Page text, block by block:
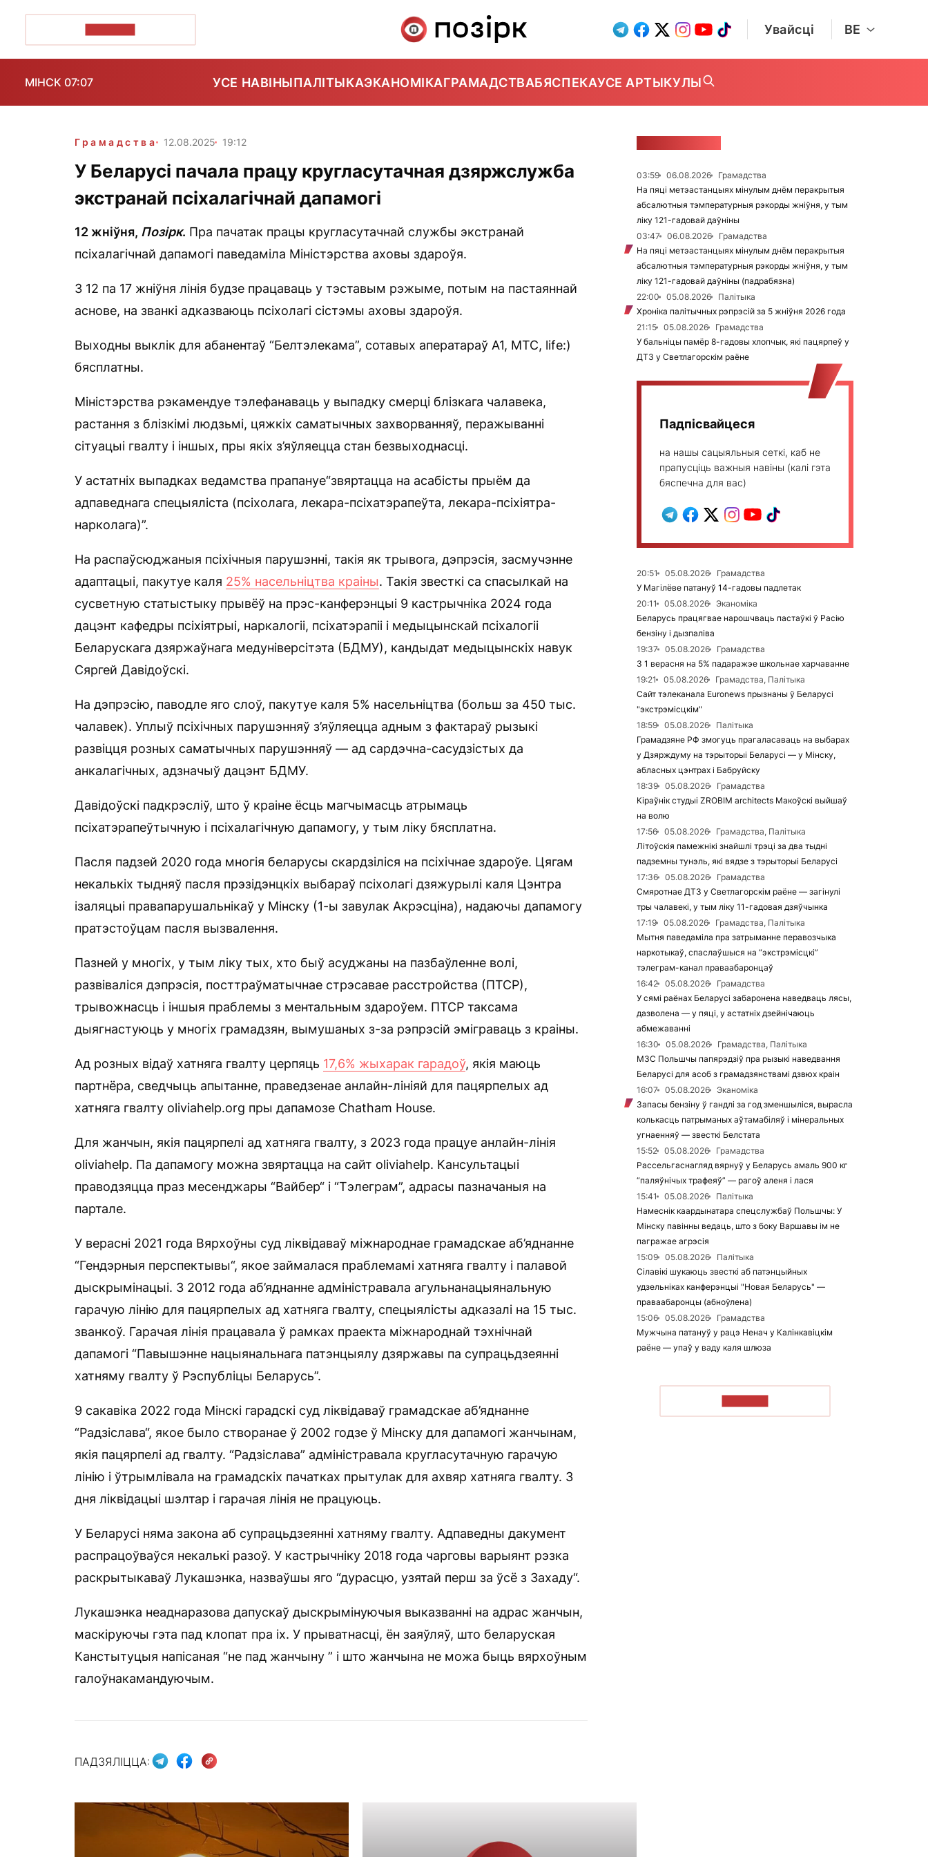
Увайсці BE
МІНСК 07:07 УСЕ НАВІНЫПАЛІТЫКАЭКАНОМІКАГРАМАДСТВАБЯСПЕКАУСЕ АРТЫКУЛЫ
Грамадства 12.08.2025 19:12
У Беларусі пачала працу кругласутачная дзяржслужба
экстранай псіхалагічнай дапамогі
12 жніўня, Позірк. Пра пачатак працы кругласутачнай службы экстранай
псіхалагічнай дапамогі паведаміла Міністэрства аховы здароўя.
З 12 па 17 жніўня лінія будзе працаваць у тэставым рэжыме, потым на пастаяннай
аснове, на званкі адказваюць псіхолагі сістэмы аховы здароўя.
Выходны выклік для абанентаў “Белтэлекама”, сотавых аператараў А1, МТС, life:)
бясплатны.
Міністэрства рэкамендуе тэлефанаваць у выпадку смерці блізкага чалавека,
растання з блізкімі людзьмі, цяжкіх саматычных захворванняў, перажыванні
сітуацыі гвалту і іншых, пры якіх з’яўляецца стан безвыходнасці.
У астатніх выпадках ведамства прапануе“звяртацца на асабісты прыём да
адпаведнага спецыяліста (псіхолага, лекара-псіхатэрапеўта, лекара-псіхіятра-
нарколага)”.
На распаўсюджаныя псіхічныя парушэнні, такія як трывога, дэпрэсія, засмучэнне
адаптацыі, пакутуе каля 25% насельніцтва краіны. Такія звесткі са спасылкай на
сусветную статыстыку прывёў на прэс-канферэнцыі 9 кастрычніка 2024 года
дацэнт кафедры псіхіятрыі, наркалогіі, псіхатэрапіі і медыцынскай псіхалогіі
Беларускага дзяржаўнага медуніверсітэта (БДМУ), кандыдат медыцынскіх навук
Сяргей Давідоўскі.
На дэпрэсію, паводле яго слоў, пакутуе каля 5% насельніцтва (больш за 450 тыс.
чалавек). Уплыў псіхічных парушэнняў з’яўляецца адным з фактараў рызыкі
развіцця розных саматычных парушэнняў — ад сардэчна-сасудзістых да
анкалагічных, адзначыў дацэнт БДМУ.
Давідоўскі падкрэсліў, што ў краіне ёсць магчымасць атрымаць
псіхатэрапеўтычную і псіхалагічную дапамогу, у тым ліку бясплатна.
Пасля падзей 2020 года многія беларусы скардзіліся на псіхічнае здароўе. Цягам
некалькіх тыдняў пасля прэзідэнцкіх выбараў псіхолагі дзяжурылі каля Цэнтра
ізаляцыі правапарушальнікаў у Мінску (1-ы завулак Акрэсціна), надаючы дапамогу
пратэстоўцам пасля вызвалення.
Пазней у многіх, у тым ліку тых, хто быў асуджаны на пазбаўленне волі,
развіваліся дэпрэсія, посттраўматычнае стрэсавае расстройства (ПТСР),
трывожнасць і іншыя праблемы з ментальным здароўем. ПТСР таксама
дыягнастуюць у многіх грамадзян, вымушаных з-за рэпрэсій эміграваць з краіны.
Ад розных відаў хатняга гвалту церпяць 17,6% жыхарак гарадоў, якія маюць
партнёра, сведчыць апытанне, праведзенае анлайн-лініяй для пацярпелых ад
хатняга гвалту oliviahelp.org пры дапамозе Chatham House.
Для жанчын, якія пацярпелі ад хатняга гвалту, з 2023 года працуе анлайн-лінія
oliviahelp. Па дапамогу можна звяртацца на сайт oliviahelp. Кансультацыі
праводзяцца праз месенджары “Вайбер“ і “Тэлеграм”, адрасы пазначаныя на
партале.
У верасні 2021 года Вярхоўны суд ліквідаваў міжнароднае грамадскае аб’яднанне
“Гендэрныя перспектывы“, якое займалася праблемамі хатняга гвалту і палавой
дыскрымінацыі. З 2012 года аб’яднанне адміністравала агульнанацыянальную
гарачую лінію для пацярпелых ад хатняга гвалту, спецыялісты адказалі на 15 тыс.
званкоў. Гарачая лінія працавала ў рамках праекта міжнароднай тэхнічнай
дапамогі “Павышэнне нацыянальнага патэнцыялу дзяржавы па супрацьдзеянні
хатняму гвалту ў Рэспубліцы Беларусь”.
9 сакавіка 2022 года Мінскі гарадскі суд ліквідаваў грамадскае аб’яднанне
“Радзіслава“, якое было створанае ў 2002 годзе ў Мінску для дапамогі жанчынам,
якія пацярпелі ад гвалту. “Радзіслава” адміністравала кругласутачную гарачую
лінію і ўтрымлівала на грамадскіх пачатках прытулак для ахвяр хатняга гвалту. З
дня ліквідацыі шэлтар і гарачая лінія не працуюць.
У Беларусі няма закона аб супрацьдзеянні хатняму гвалту. Адпаведны дакумент
распрацоўваўся некалькі разоў. У кастрычніку 2018 года чарговы варыянт рэзка
раскрытыкаваў Лукашэнка, назваўшы яго “дурасцю, узятай перш за ўсё з Захаду“.
Лукашэнка неаднаразова дапускаў дыскрымінуючыя выказванні на адрас жанчын,
маскіруючы гэта пад клопат пра іх. У прыватнасці, ён заяўляў, што беларуская
Канстытуцыя напісаная “не пад жанчыну ” і што жанчына не можа быць вярхоўным
галоўнакамандуючым.
ПАДЗЯЛІЦЦА:
03:59 06.08.2026
Грамадства
На пяці метэастанцыях мінулым днём перакрытыя
абсалютныя тэмпературныя рэкорды жніўня, у тым
ліку 121-гадовай даўніны
03:47
06.08.2026
Грамадства
На пяці метэастанцыях мінулым днём перакрытыя
абсалютныя тэмпературныя рэкорды жніўня, у тым
ліку 121-гадовай даўніны (падрабязна)
22:00
05.08.2026
Палітыка
Хроніка палітычных рэпрэсій за 5 жніўня 2026 года
21:15
05.08.2026
Грамадства
У бальніцы памёр 8-гадовы хлопчык, які пацярпеў у
ДТЗ у Светлагорскім раёне
Падпісвайцеся
на нашы сацыяльныя сеткі, каб не
прапусціць важныя навіны (калі гэта
бяспечна для вас)
20:51 05.08.2026
Грамадства
У Магілёве патануў 14-гадовы падлетак
20:11
05.08.2026
Эканоміка
Беларусь працягвае нарошчваць пастаўкі ў Расію
бензіну і дызпаліва
19:37
05.08.2026
Грамадства
З 1 верасня на 5% падаражэе школьнае харчаванне
19:21
05.08.2026
Грамадства, Палітыка
Сайт тэлеканала Euronews прызнаны ў Беларусі
"экстрэмісцкім"
18:59
05.08.2026
Палітыка
Грамадзяне РФ змогуць прагаласаваць на выбарах
у Дзярждуму на тэрыторыі Беларусі — у Мінску,
абласных цэнтрах і Бабруйску
18:39
05.08.2026
Грамадства
Кіраўнік студыі ZROBIM architects Макоўскі выйшаў
на волю
17:56
05.08.2026
Грамадства, Палітыка
Літоўскія памежнікі знайшлі трэці за два тыдні
падземны тунэль, які вядзе з тэрыторыі Беларусі
17:36
05.08.2026
Грамадства
Смяротнае ДТЗ у Светлагорскім раёне — загінулі
тры чалавекі, у тым ліку 11-гадовая дзяўчынка
17:19
05.08.2026
Грамадства, Палітыка
Мытня паведаміла пра затрыманне перавозчыка
наркотыкаў, спаслаўшыся на “экстрэмісцкі”
тэлеграм-канал праваабаронцаў
16:42
05.08.2026
Грамадства
У сямі раёнах Беларусі забаронена наведваць лясы,
дазволена — у пяці, у астатніх дзейнічаюць
абмежаванні
16:30
05.08.2026
Грамадства, Палітыка
МЗС Польшчы папярэдзіў пра рызыкі наведвання
Беларусі для асоб з грамадзянствамі дзвюх краін
16:07
05.08.2026
Эканоміка
Запасы бензіну ў гандлі за год зменшыліся, вырасла
колькасць патрыманых аўтамабіляў і мінеральных
угнаенняў — звесткі Белстата
15:52
05.08.2026
Грамадства
Рассельгаснагляд вярнуў у Беларусь амаль 900 кг
“паляўнічых трафеяў” — рагоў аленя і лася
15:41
05.08.2026
Палітыка
Намеснік каардынатара спецслужбаў Польшчы: У
Мінску павінны ведаць, што з боку Варшавы ім не
пагражае агрэсія
15:09
05.08.2026
Палітыка
Сілавікі шукаюць звесткі аб патэнцыйных
удзельніках канферэнцыі "Новая Беларусь" —
праваабаронцы (абноўлена)
15:06
05.08.2026
Грамадства
Мужчына патануў у рацэ Ненач у Калінкавіцкім
раёне — упаў у ваду каля шлюза